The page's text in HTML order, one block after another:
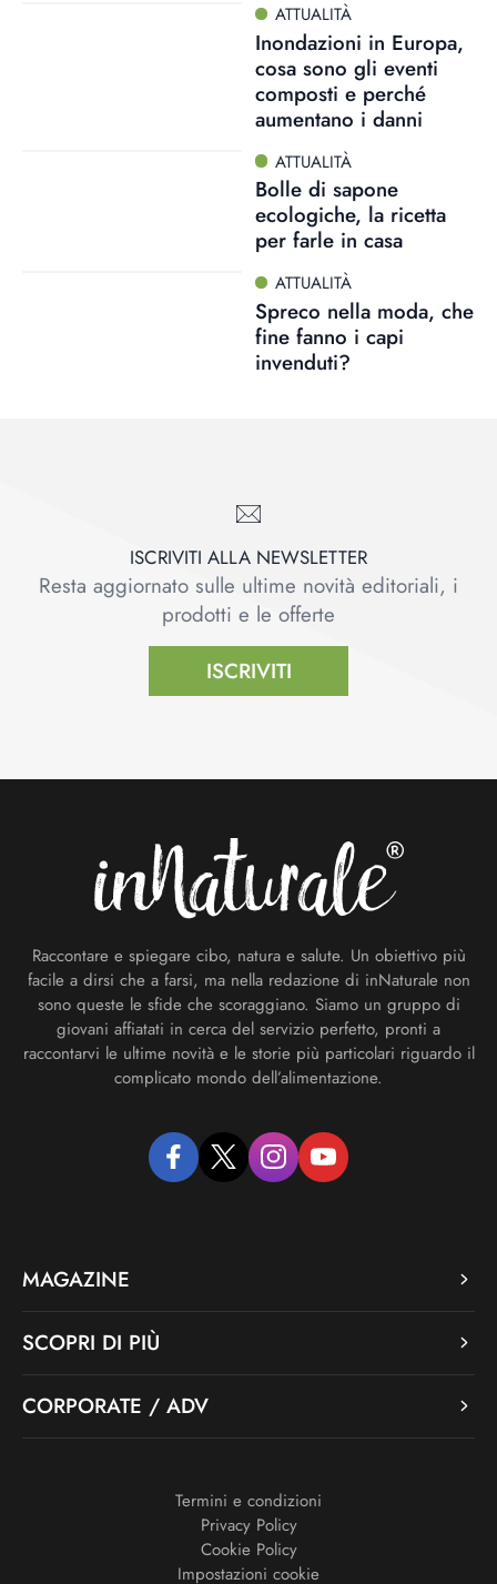
ATTUALITÀ
Inondazioni in Europa,
cosa sono gli eventi
composti e perché
aumentano i danni
ATTUALITÀ
Bolle di sapone
ecologiche, la ricetta
per farle in casa
ATTUALITÀ
Spreco nella moda, che
fine fanno i capi
invenduti?
ISCRIVITI ALLA NEWSLETTER
Resta aggiornato sulle ultime novità editoriali, i
prodotti e le offerte
ISCRIVITI
Raccontare e spiegare cibo, natura e salute. Un obiettivo più
facile a dirsi che a farsi, ma nella redazione di inNaturale non
sono queste le sfide che scoraggiano. Siamo un gruppo di
giovani affiatati in cerca del servizio perfetto, pronti a
raccontarvi le ultime novità e le storie più particolari riguardo il
complicato mondo dell’alimentazione.
facebooktwitter instagramyoutube
MAGAZINE
SCOPRI DI PIÙ
CORPORATE / ADV
Termini e condizioni
Privacy Policy
Cookie Policy
Impostazioni cookie